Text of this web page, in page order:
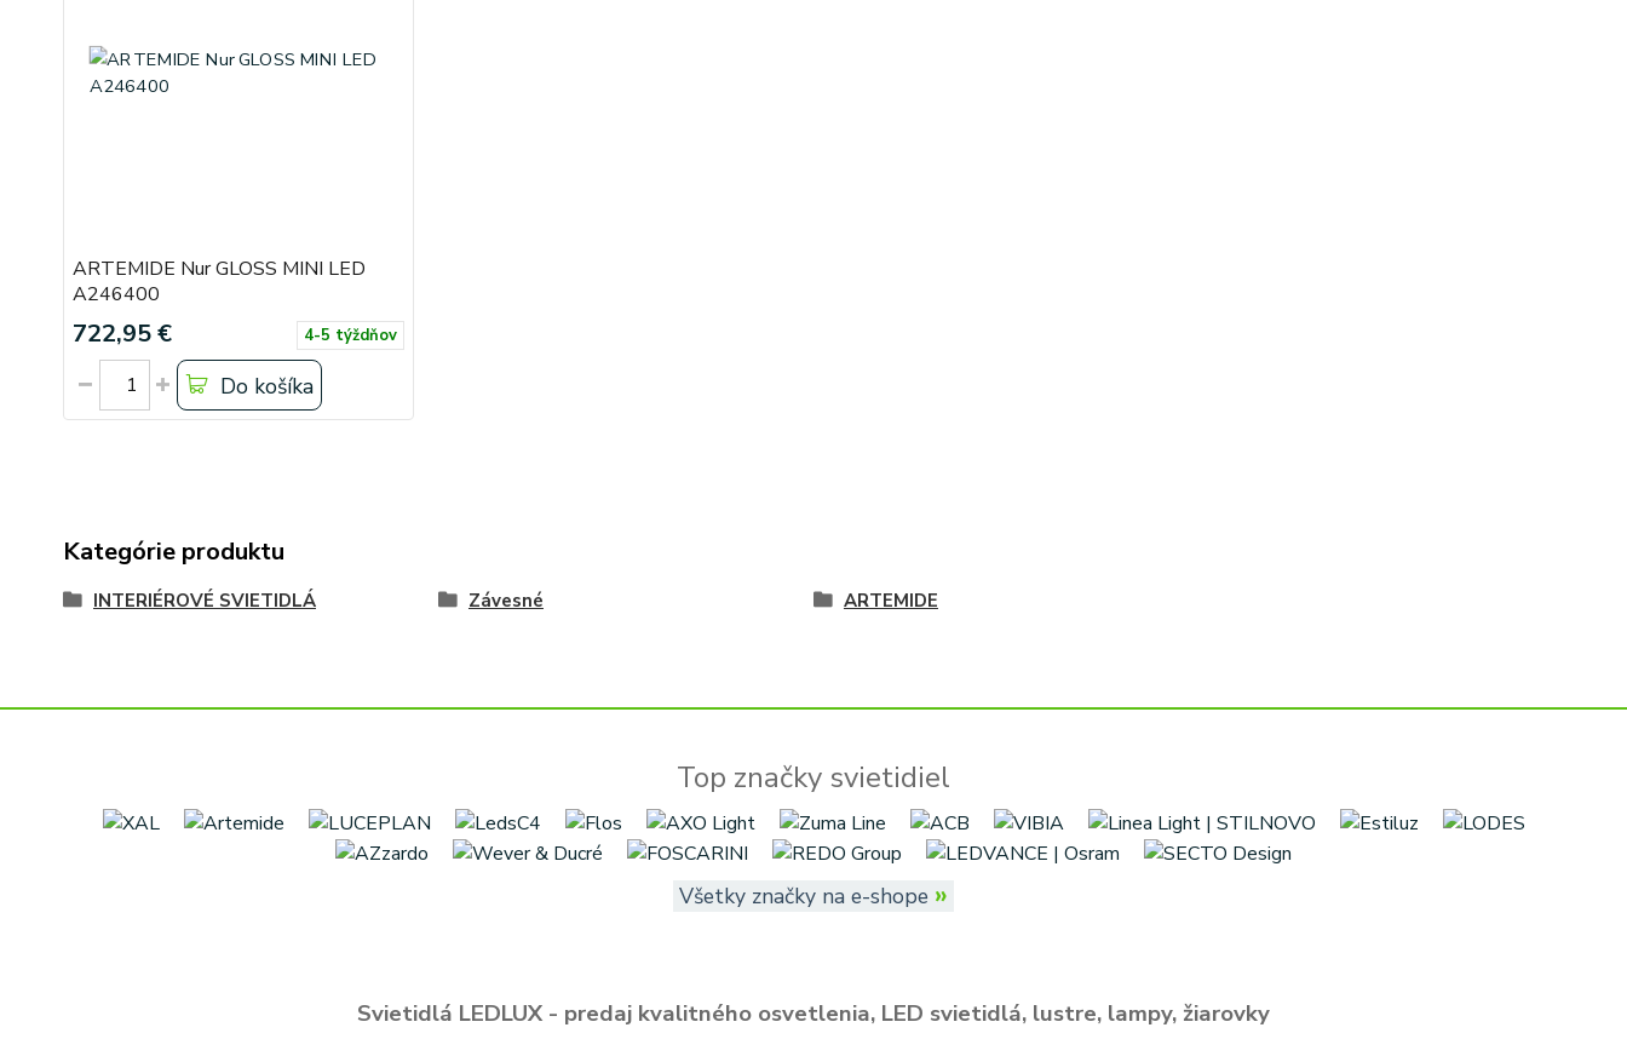
ARTEMIDE Nur GLOSS MINI LED
A246400
722,95 € 4-5 týždňov
Do košíka
Kategórie produktu
INTERIÉROVÉ SVIETIDLÁ Závesné ARTEMIDE
Top značky svietidiel
Všetky značky na e-shope »
Svietidlá LEDLUX - predaj kvalitného osvetlenia, LED svietidlá, lustre, lampy, žiarovky